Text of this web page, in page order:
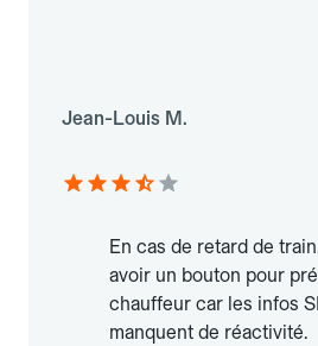
Jean-Louis M.
En cas de retard de
avoir un bouton pour
chauffeur car les infos
manquent de réactivité.